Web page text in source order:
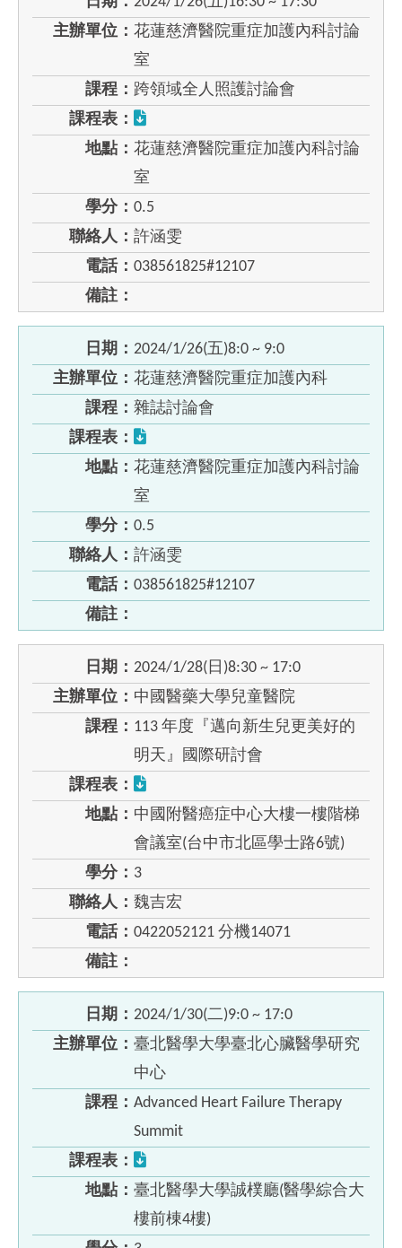
主辦單位： 花蓮慈濟醫院重症加護內科討論
室
課程： 跨領域全人照護討論會
課程表：
地點： 花蓮慈濟醫院重症加護內科討論
室
學分： 0.5
聯絡人： 許涵雯
電話： 038561825#12107
備註：
日期： 2024/1/26(五)8:0 ~ 9:0
主辦單位： 花蓮慈濟醫院重症加護內科
課程： 雜誌討論會
課程表：
地點： 花蓮慈濟醫院重症加護內科討論
室
學分： 0.5
聯絡人： 許涵雯
電話： 038561825#12107
備註：
日期： 2024/1/28(日)8:30 ~ 17:0
主辦單位： 中國醫藥大學兒童醫院
課程： 113 年度『邁向新生兒更美好的
明天』國際研討會
課程表：
地點： 中國附醫癌症中心大樓一樓階梯
會議室(台中市北區學士路6號)
學分： 3
聯絡人： 魏吉宏
電話： 0422052121 分機14071
備註：
日期： 2024/1/30(二)9:0 ~ 17:0
主辦單位： 臺北醫學大學臺北心臟醫學研究
中心
課程： Advanced Heart Failure Therapy
Summit
課程表：
地點： 臺北醫學大學誠樸廳(醫學綜合大
樓前棟4樓)